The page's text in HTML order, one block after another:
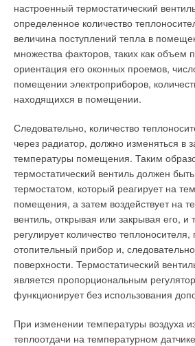
настроенный термостатический
определенное количество
величина поступлений тепла в
множества факторов, таких как объем
ориентация его оконных проемов,
помещении электроприборов,
находящихся в помещении.
Следовательно, количество
через радиатор, должно изменяться в
температуры помещения. Таким
термостатический вентиль должен
термостатом, который реагирует на
помещения, а затем воздействует на
вентиль, открывая или закрывая его,
регулирует количество
отопительный прибор и,
поверхности. Термостатический
является пропорциональным
функционирует без использования
При изменении температуры воздуха
теплоотдачи на температурном
Комментарии
Добавить комментарий
Ваш E-mail *
Текст комментария